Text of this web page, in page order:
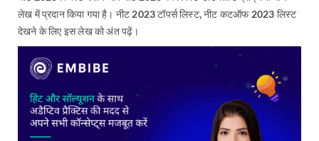
लेख में प्रदान किया गया है। नीट 2023 टॉपर्स लिस्ट, नीट कटऑफ 2023 लिस्ट
देखने के लिए इस लेख को अंत पढ़ें।